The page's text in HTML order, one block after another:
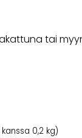
tai
0,2 kg)